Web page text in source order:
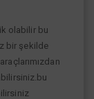
olabilir bu
bir şekilde